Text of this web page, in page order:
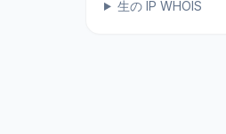
生の IP WHOIS